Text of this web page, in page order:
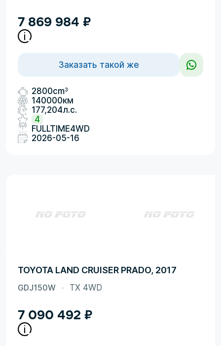
7 869 984 ₽
Заказать такой же
2800cm3
140000км
177,204л.с.
4
FULLTIME4WD
2026-05-16
TOYOTA LAND CRUISER PRADO, 2017
GDJ150W TX 4WD
7 090 492 ₽